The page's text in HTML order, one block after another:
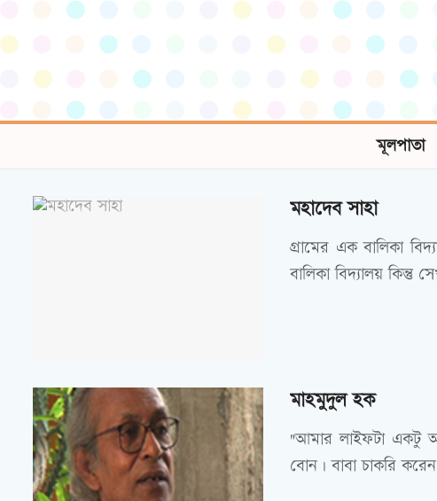
মূলপাতা
মহাদেব সাহা
গ্রামের এক বালিকা
বালিকা বিদ্যালয়
মাহমুদুল হক
"আমার লাইফটা একটু
বোন। বাবা চাকরি